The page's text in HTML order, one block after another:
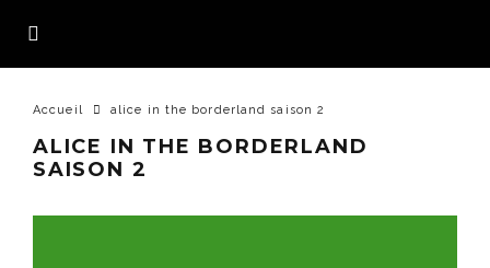
Accueil alice in the borderland saison 2
ALICE IN THE BORDERLAND
SAISON 2